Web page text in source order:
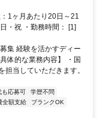
1ヶ月あたり20日～21
・祝 ・勤務時間： [1]
集 経験を活かすディー
体的な業務内容】 ・国
当していただきます。
応募可
学歴不問
全額支給
ブランクOK